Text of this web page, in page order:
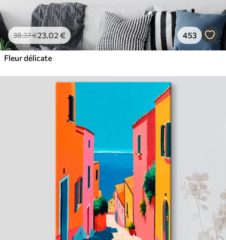
38.37€23.02 € 453
Fleur délicate